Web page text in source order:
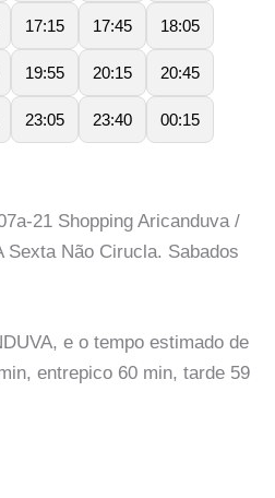
17:15 17:45 18:05
19:55 20:15 20:45
23:05 23:40 00:15
21 Shopping Aricanduva /
Sexta Não Cirucla. Sabados
e o tempo estimado de
entrepico 60 min, tarde 59